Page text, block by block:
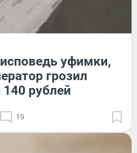
уфимки,
грозил
рублей
19